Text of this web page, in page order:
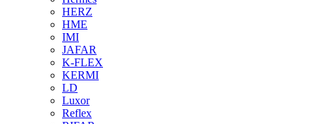
HERZ
HME
IMI
JAFAR
K-FLEX
KERMI
LD
Luxor
Reflex